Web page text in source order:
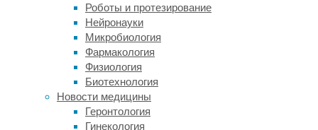
Роботы и протезирование
Нейронауки
Микробиология
Фармакология
Физиология
Биотехнология
Новости медицины
Геронтология
Гинекология
белых
кровяных
клеток,
отвечающих
иммунитет.